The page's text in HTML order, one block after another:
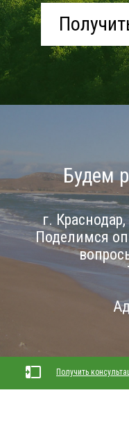
Будем
г.
Поделимся
Получить